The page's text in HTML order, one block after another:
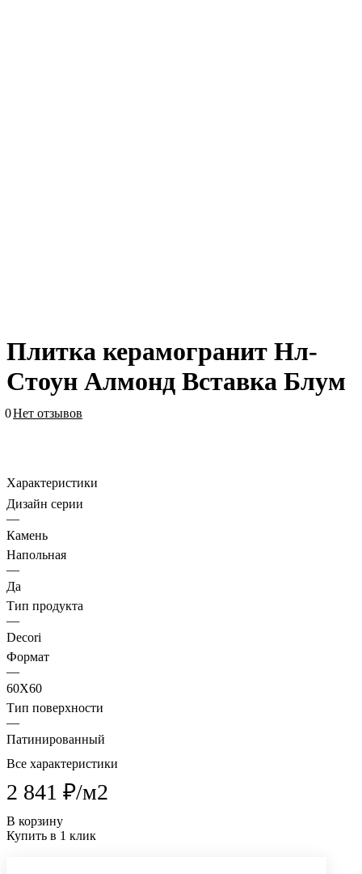
Плитка керамогранит Нл-
Стоун Алмонд Вставка Блум
0Нет отзывов
Характеристики
Дизайн серии
—
Камень
Напольная
—
Да
Тип продукта
—
Decori
Формат
—
60X60
Тип поверхности
—
Патинированный
Все характеристики
2 841 ₽/м2
В корзину
Купить в 1 клик